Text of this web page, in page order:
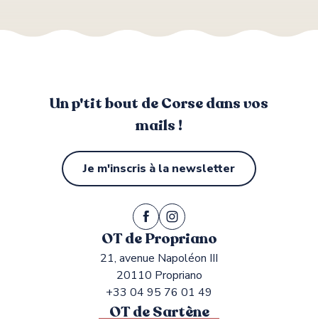
Un p'tit bout de Corse dans vos
mails !
Je m'inscris à la newsletter
OT de Propriano
21, avenue Napoléon III
20110 Propriano
+33 04 95 76 01 49
OT de Sartène